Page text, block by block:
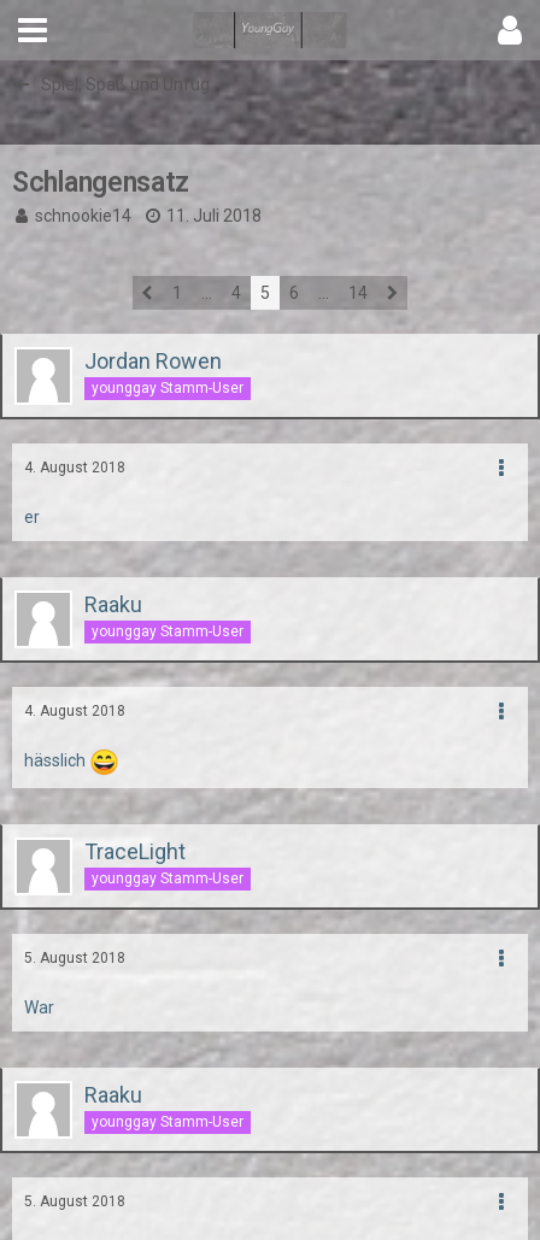
Spiel, Spaß und Unfug
Schlangensatz
schnookie14 11. Juli 2018
1 4 5 6 14
Jordan Rowen
younggay Stamm-User
4. August 2018
er
Raaku
younggay Stamm-User
4. August 2018
hässlich
TraceLight
younggay Stamm-User
5. August 2018
War
Raaku
younggay Stamm-User
5. August 2018